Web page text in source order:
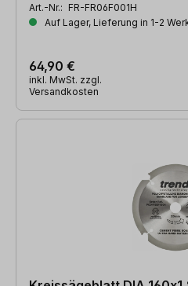
Art.-Nr.: FR-FR06F001H
Auf Lager, Lieferung in 1-2
64,90 €
inkl. MwSt. zzgl.
Versandkosten